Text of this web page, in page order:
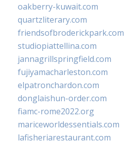
oakberry-kuwait.com
quartzliterary.com
friendsofbroderickpark.com
studiopiattellina.com
jannagrillspringfield.com
fujiyamacharleston.com
elpatronchardon.com
donglaishun-order.com
fiamc-rome2022.org
mariceworldessentials.com
lafisheriarestaurant.com